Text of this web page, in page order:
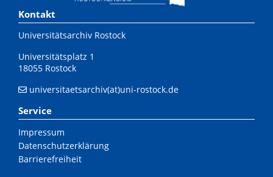
Kontakt
Universitätsarchiv Rostock
Universitätsplatz 1
18055 Rostock
universitaetsarchiv(at)uni-rostock.de
Service
Impressum
Datenschutzerklärung
Barrierefreiheit